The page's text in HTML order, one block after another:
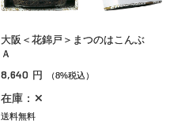
大阪＜花錦戸＞まつのはこんぶ
Ａ
8,640 円 （8%税込）
在庫：✕
送料無料